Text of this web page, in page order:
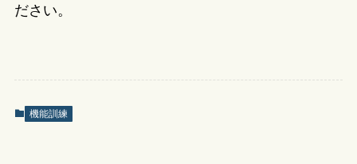
ださい。
機能訓練